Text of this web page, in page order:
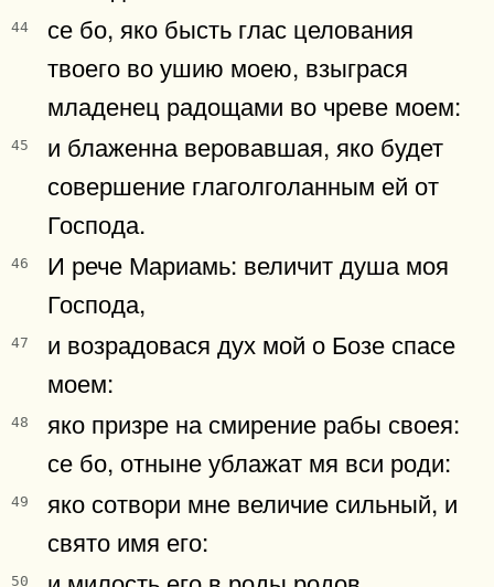
44
се бо, яко бысть глас целования
твоего во ушию моею, взыграся
младенец радощами во чреве моем:
45
и блаженна веровавшая, яко будет
совершение глаголголанным ей от
Господа.
46
И рече Мариамь: величит душа моя
Господа,
47
и возрадовася дух мой о Бозе спасе
моем:
48
яко призре на смирение рабы своея:
се бо, отныне ублажат мя вси роди:
49
яко сотвори мне величие сильный, и
свято имя его:
50